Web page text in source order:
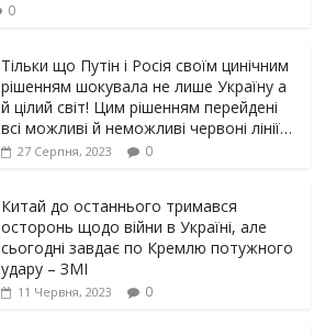
0
Тільки що Путін і Росія своїм цинічним
рішенням шoкyвaлa не лише Україну а
й цілий світ! Цим рішенням перейдені
всі можливі й неможливі червоні лінії…
27 Серпня, 2023 0
Китай до останнього тримався
осторонь щодо вiйни в Україні, але
сьогодні завдає по Кремлю потужного
yдарy – ЗМІ
11 Червня, 2023 0